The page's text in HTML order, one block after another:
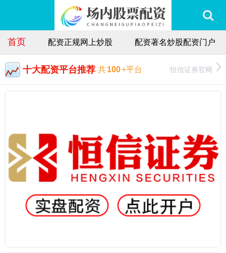
首页 配资正规网上炒股 配资著名炒股配资门户
十大配资平台推荐 共100+平台 恒信证券官网